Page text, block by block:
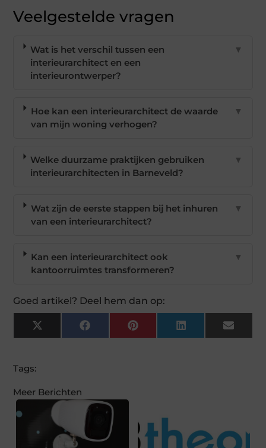
Veelgestelde vragen
Wat is het verschil tussen een
interieurarchitect en een
interieurontwerper?
▼
Hoe kan een interieurarchitect de waarde
van mijn woning verhogen?
▼
Welke duurzame praktijken gebruiken
interieurarchitecten in Barneveld?
▼
Wat zijn de eerste stappen bij het inhuren
van een interieurarchitect?
▼
Kan een interieurarchitect ook
kantoorruimtes transformeren?
▼
Goed artikel? Deel hem dan op:
X
(Twitter)
FacebookPinterest LinkedIn Email
Tags:
Meer Berichten